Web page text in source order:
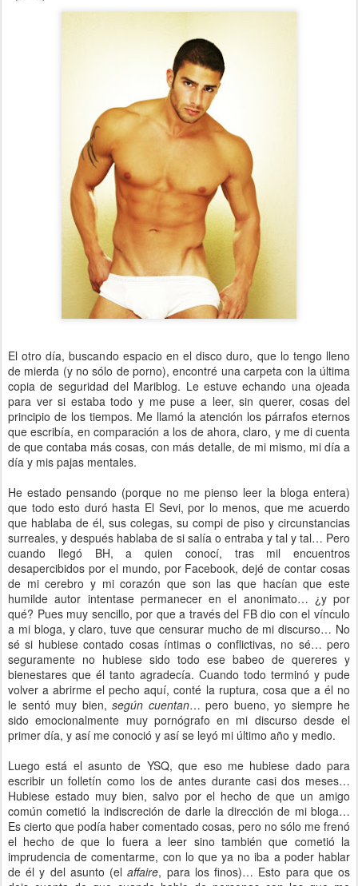
El otro día, buscando espacio en el disco duro, que lo tengo lleno
de mierda (y no sólo de porno), encontré una carpeta con la última
copia de seguridad del Mariblog. Le estuve echando una ojeada
para ver si estaba todo y me puse a leer, sin querer, cosas del
principio de los tiempos. Me llamó la atención los párrafos eternos
que escribía, en comparación a los de ahora, claro, y me di cuenta
de que contaba más cosas, con más detalle, de mi mismo, mi día a
día y mis pajas mentales.
He estado pensando (porque no me pienso leer la bloga entera)
que todo esto duró hasta El Sevi, por lo menos, que me acuerdo
que hablaba de él, sus colegas, su compi de piso y circunstancias
surreales, y después hablaba de si salía o entraba y tal y tal… Pero
cuando llegó BH, a quien conocí, tras mil encuentros
desapercibidos por el mundo, por Facebook, dejé de contar cosas
de mi cerebro y mi corazón que son las que hacían que este
humilde autor intentase permanecer en el anonimato… ¿y por
qué? Pues muy sencillo, por que a través del FB dio con el vínculo
a mi bloga, y claro, tuve que censurar mucho de mi discurso… No
sé si hubiese contado cosas íntimas o conflictivas, no sé… pero
seguramente no hubiese sido todo ese babeo de quereres y
bienestares que él tanto agradecía. Cuando todo terminó y pude
volver a abrirme el pecho aquí, conté la ruptura, cosa que a él no
le sentó muy bien, según cuentan… pero bueno, yo siempre he
sido emocionalmente muy pornógrafo en mi discurso desde el
primer día, y así me conoció y así se leyó mi último año y medio.
Luego está el asunto de YSQ, que eso me hubiese dado para
escribir un folletín como los de antes durante casi dos meses…
Hubiese estado muy bien, salvo por el hecho de que un amigo
común cometió la indiscreción de darle la dirección de mi bloga…
Es cierto que podía haber comentado cosas, pero no sólo me frenó
el hecho de que lo fuera a leer sino también que cometió la
imprudencia de comentarme, con lo que ya no iba a poder hablar
de él y del asunto (elaffaire, para los finos)… Esto para que os